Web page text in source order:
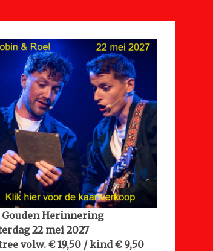
Gouden Herinnering
22 mei 2027
volw. € 19,50 / kind € 9,50